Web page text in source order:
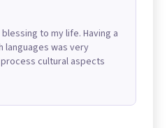
to my life. Having a
languages was very
cultural aspects